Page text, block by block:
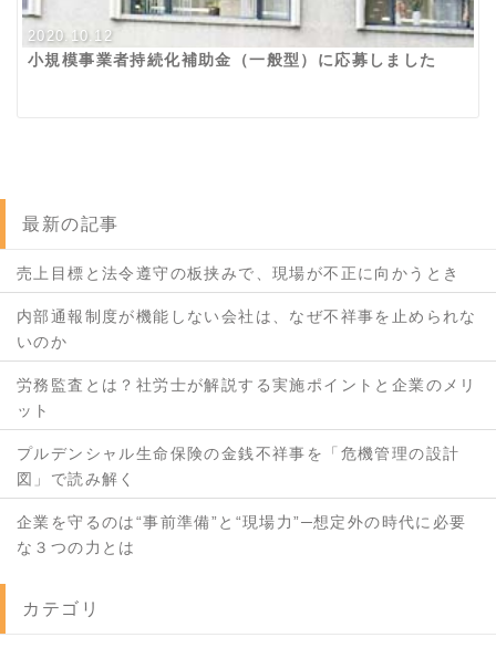
2020.10.12
小規模事業者持続化補助金（一般型）に応募しました
最新の記事
売上目標と法令遵守の板挟みで、現場が不正に向かうとき
内部通報制度が機能しない会社は、なぜ不祥事を止められな
いのか
労務監査とは？社労士が解説する実施ポイントと企業のメリ
ット
プルデンシャル生命保険の金銭不祥事を「危機管理の設計
図」で読み解く
企業を守るのは“事前準備”と“現場力”─想定外の時代に必要
な３つの力とは
カテゴリ